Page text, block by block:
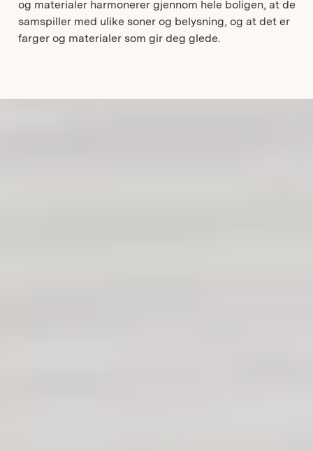
og materialer harmonerer gjennom hele boligen, at de
samspiller med ulike soner og belysning, og at det er
farger og materialer som gir deg glede.